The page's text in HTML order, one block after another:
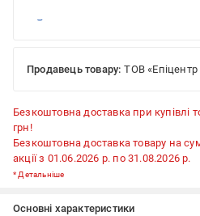
Продавець товару: ТОВ «Епіцентр
Безкоштовна доставка при купівлі
грн!
Безкоштовна доставка товару на
акції з 01.06.2026 р. по 31.08.2026 р.
*Детальніше
Основні характеристики